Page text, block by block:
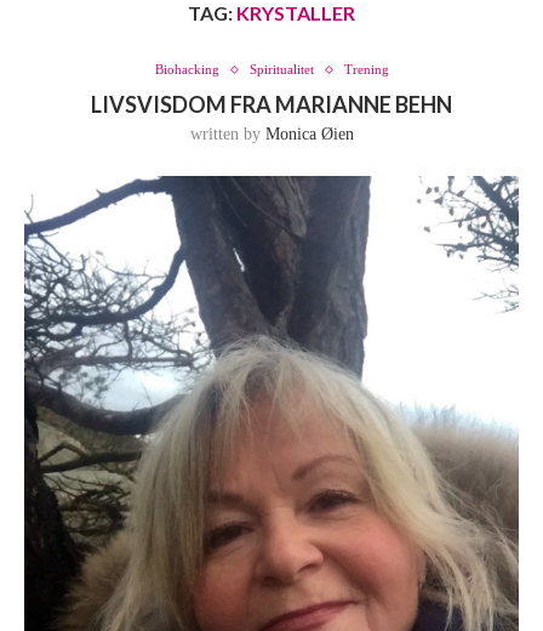
TAG: KRYSTALLER
Biohacking Spiritualitet Trening
LIVSVISDOM FRA MARIANNE BEHN
written by Monica Øien